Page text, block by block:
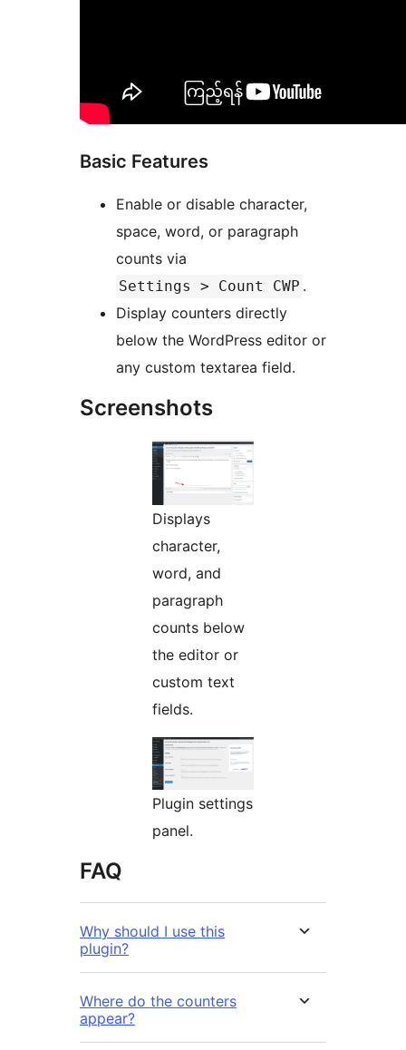
Basic Features
Enable or disable character,
space, word, or paragraph
counts via
Settings > Count CWP .
Display counters directly
below the WordPress editor or
any custom textarea field.
Screenshots
Displays
character,
word, and
paragraph
counts below
the editor or
custom text
fields.
Plugin settings
panel.
FAQ
Why should I use this
plugin?
Where do the counters
appear?